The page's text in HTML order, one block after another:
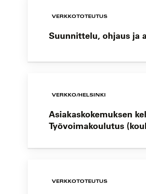
VERKKOTOTEUTUS
Suunnittelu, ohjaus ja
VERKKO/HELSINKI
Asiakaskokemuksen
Työvoimakoulutus
VERKKOTOTEUTUS